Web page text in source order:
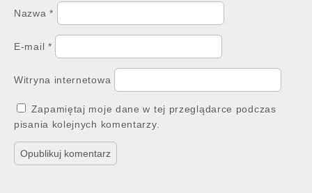
Nazwa*
E-mail *
Witryna internetowa
Zapamiętaj moje dane w tej przeglądarce podczas
pisania kolejnych komentarzy.